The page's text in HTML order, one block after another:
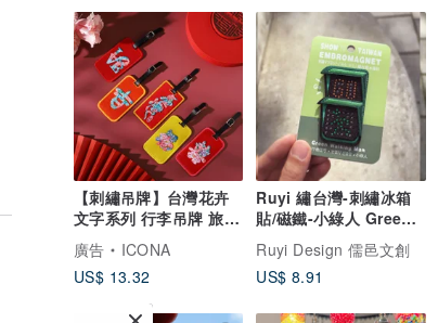
【刺繡吊牌】台灣花卉
文字系列 行李吊牌 旅行
小物
廣告
ICONA
US$ 13.32
Ruyi 繡台灣-刺繡冰箱
貼/磁鐵-小綠人 Green
Walking Man
Ruyi Design 儒邑文創
US$ 8.91